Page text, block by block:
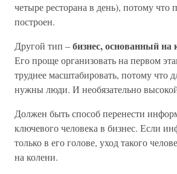
четыре ресторана в день), потому что
построен.
Другой тип –бизнес, основанный
Его проще организовать на первом
труднее масштабировать, потому что
нужны люди. И необязательно
Должен быть способ перенести
ключевого человека в бизнес. Если
только в его голове, уход такого
на колени.